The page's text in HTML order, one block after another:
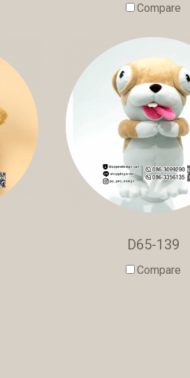
Compare
D65-139
Compare